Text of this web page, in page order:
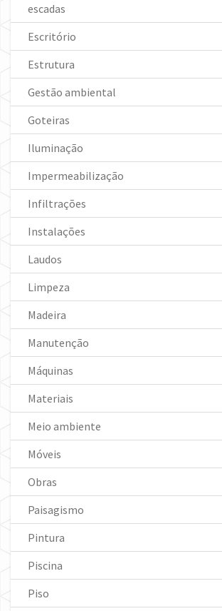
escadas
Escritório
Estrutura
Gestão ambiental
Goteiras
Iluminação
Impermeabilização
Infiltrações
Instalações
Laudos
Limpeza
Madeira
Manutenção
Máquinas
Materiais
Meio ambiente
Móveis
Obras
Paisagismo
Pintura
Piscina
Piso